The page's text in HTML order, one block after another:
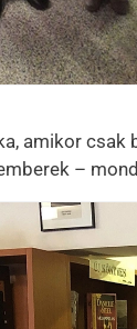
amikor csak
–